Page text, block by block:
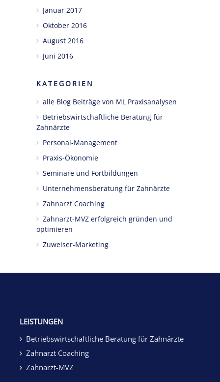
Januar 2017
Oktober 2016
August 2016
Juni 2016
KATEGORIEN
alle Blog Beiträge von ML Praxisanalysen
Betriebswirtschaftliche Beratung für
Zahnärzte
Personal-Management
Praxis-Ökonomie
Seminare und Fortbildungen
Unternehmensberatung für Zahnärzte
Zahnarzt Coaching
Zahnarzt-MVZ erfolgreich gründen und
optimieren
Zuweiser-Marketing
LEISTUNGEN
Betriebswirtschaftliche Beratung für Zahnärzte
Zahnarzt Coaching
Zahnarzt-MVZ